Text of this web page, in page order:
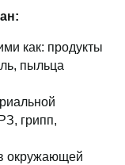
как: продукты
пыльца
грипп,
окружающей